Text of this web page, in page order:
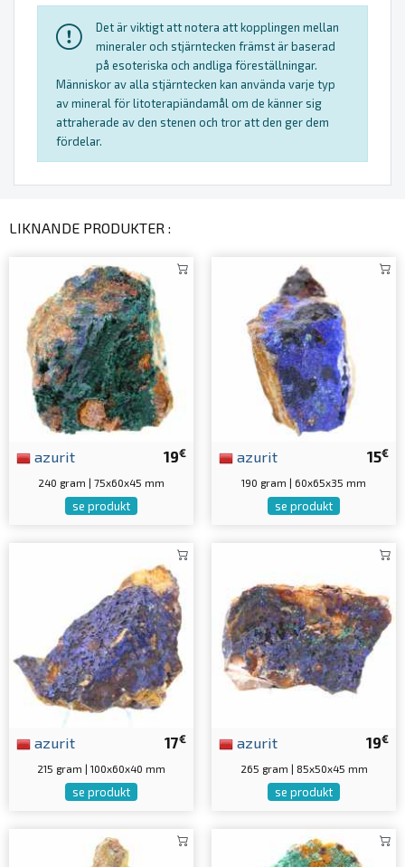
Det är viktigt att notera att kopplingen mellan
mineraler och stjärntecken främst är baserad
på esoteriska och andliga föreställningar.
Människor av alla stjärntecken kan använda varje typ
av mineral för litoterapiändamål om de känner sig
attraherade av den stenen och tror att den ger dem
fördelar.
LIKNANDE PRODUKTER :
19€
azurit
240 gram | 75x60x45 mm
se produkt
15€
azurit
190 gram | 60x65x35 mm
se produkt
17€
azurit
215 gram | 100x60x40 mm
se produkt
19€
azurit
265 gram | 85x50x45 mm
se produkt